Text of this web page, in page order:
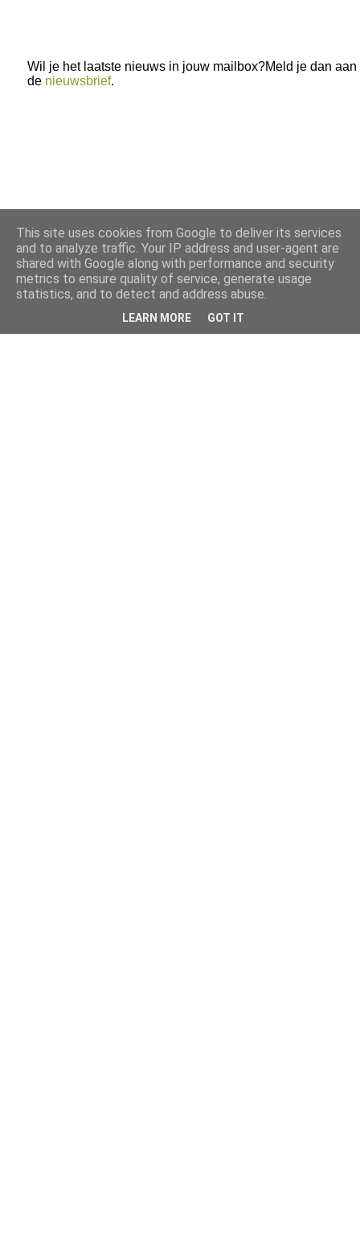
Wil je het laatste nieuws in jouw mailbox?Meld je dan aan
de nieuwsbrief.
This site uses cookies from Google to deliver its services
and to analyze traffic. Your IP address and user-agent are
shared with Google along with performance and security
metrics to ensure quality of service, generate usage
statistics, and to detect and address abuse.
LEARN MORE GOT IT